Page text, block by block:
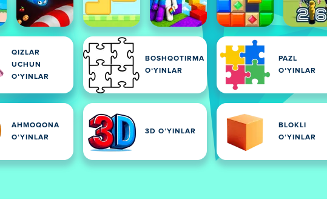
QIZLAR
UCHUN
OʻYINLAR
BOSHQOTIRMA
OʻYINLAR
PAZL
OʻYINLAR
AHMOQONA
OʻYINLAR
3D OʻYINLAR
BLOKLI
OʻYINLAR